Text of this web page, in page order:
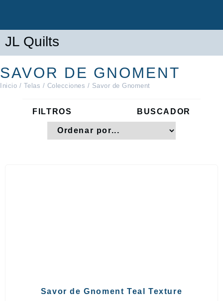
JL Quilts
SAVOR DE GNOMENT
Inicio / Telas / Colecciones / Savor de Gnoment
FILTROS BUSCADOR
Savor de Gnoment Teal Texture